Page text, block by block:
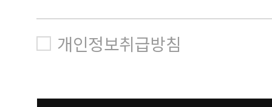
개인정보취급방침